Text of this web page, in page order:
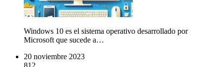
Windows 10 es el sistema operativo desarrollado por
Microsoft que sucede a…
20 noviembre 2023